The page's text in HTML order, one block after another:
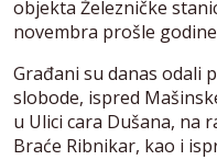
objekta Železničke
novembra prošle godine
Građani su danas odali
slobode, ispred
u Ulici cara Dušana, na
Braće Ribnikar, kao i